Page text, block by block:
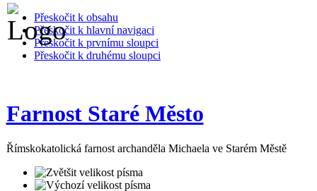
Přeskočit k obsahu
Přeskočit k hlavní navigaci
Přeskočit k prvnímu sloupci
Přeskočit k druhému sloupci
Farnost Staré Město
Římskokatolická farnost archanděla Michaela ve Starém Městě